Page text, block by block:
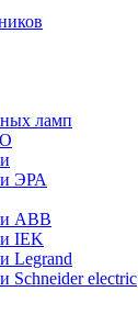
ламп
ЭРА
ABB
IEK
Legrand
Schneider electric